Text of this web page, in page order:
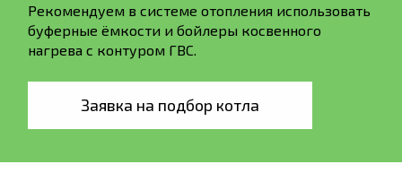
Рекомендуем в системе отопления использовать
буферные ёмкости и бойлеры косвенного
нагрева с контуром ГВС.
Заявка на подбор котла